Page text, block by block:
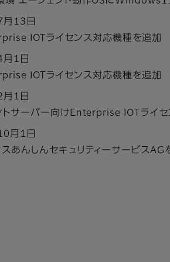
13日
IOTライセンス対応機種を追加
1日
IOTライセンス対応機種を追加
1日
トサーバー向けEnterprise IOTライセ
月1日
スあんしんセキュリティーサービスAG